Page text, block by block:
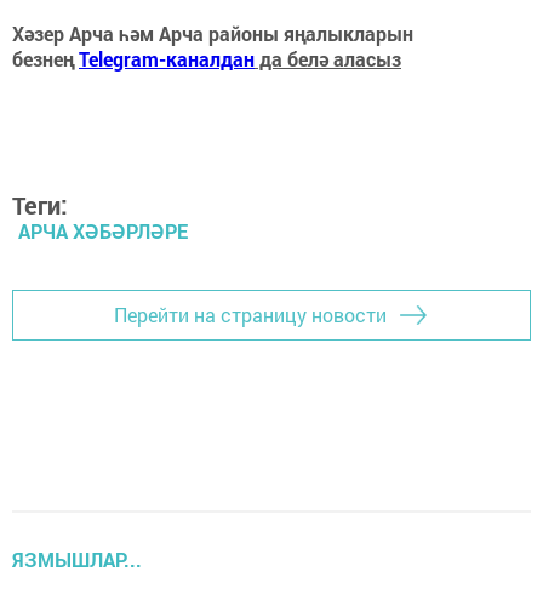
Хәзер Арча һәм Арча районы яңалыкларын
безнеңTelegram-каналданда белә аласыз
Теги:
АРЧА ХӘБӘРЛӘРЕ
Перейти на страницу новости
ЯЗМЫШЛАР...